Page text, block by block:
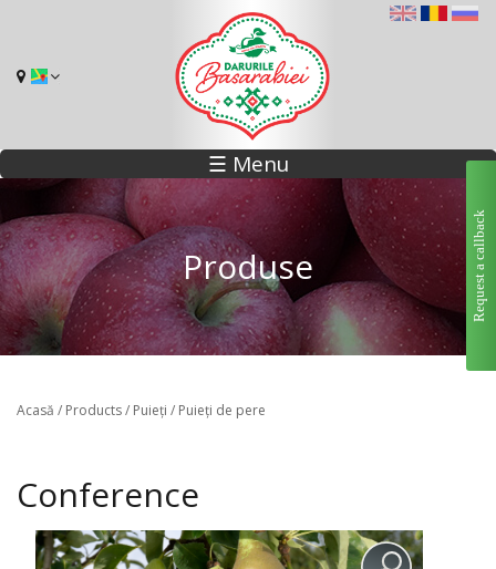
☰ Menu
Produse
Acasă / Products/ Puieți / Puieți de pere
Conference
Request a callback